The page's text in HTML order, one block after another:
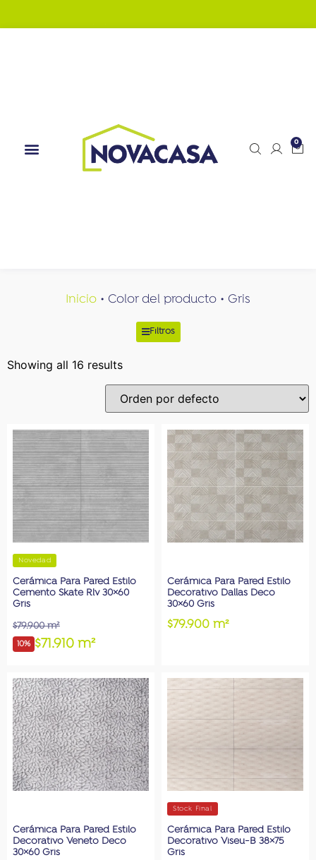
0
Inicio • Color del producto • Gris
Filtros
Showing all 16 results
Novedad
Cerámica Para Pared Estilo
Cemento Skate Rlv 30×60
Gris
$79.900 m²
10% $71.910 m²
Cerámica Para Pared Estilo
Decorativo Dallas Deco
30×60 Gris
$79.900 m²
Cerámica Para Pared Estilo
Decorativo Veneto Deco
30×60 Gris
Stock Final
Cerámica Para Pared Estilo
Decorativo Viseu-B 38×75
Gris